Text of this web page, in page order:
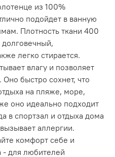
из 100%
подойдет в ванную
Плотность ткани 400
легко стирается.
влагу и позволяет
Оно быстро сохнет, что
на пляже, море,
оно идеально подходит
в спортзал и отдыха дома
аллергии.
комфорт себе и
- для любителей